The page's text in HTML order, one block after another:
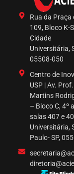
Rua da Praça
109, Bloco K-
Cidade
Universitária,
05508-050
Centro de
USP | Av.
Martins
– Bloco C, 4º
salas 407 e
Universitária,
Paulo- SP,